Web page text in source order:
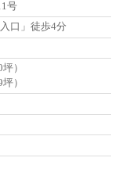
号
口」徒歩4分
）
）